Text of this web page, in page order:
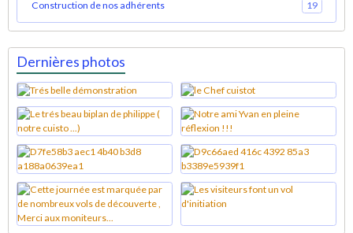
Construction de nos adhérents 19
Dernières photos